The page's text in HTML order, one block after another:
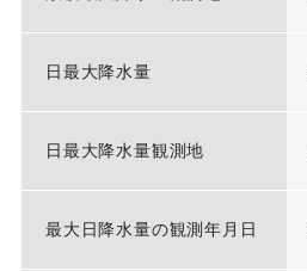
日最大降水量
日最大降水量観測地
最大日降水量の観測年月日